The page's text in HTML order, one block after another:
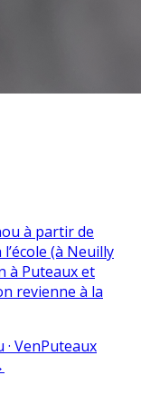
à partir de
(à Neuilly
à Puteaux et
revienne à la
· VenPuteaux